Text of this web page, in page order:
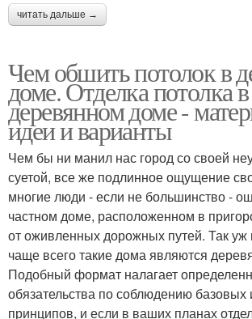
читать дальше →
Чем обшить потолок в
доме. Отделка потолка в
деревянном доме -
идеи и варианты
Чем бы ни манил нас город со своей
суетой, все же подлинное ощущение
многие люди - если не большинство -
частном доме, расположенном в
от оживленных дорожных путей. Так уж
чаще всего такие дома являются
Подобный формат налагает
обязательства по соблюдению базовых
принципов, и если в ваших планах